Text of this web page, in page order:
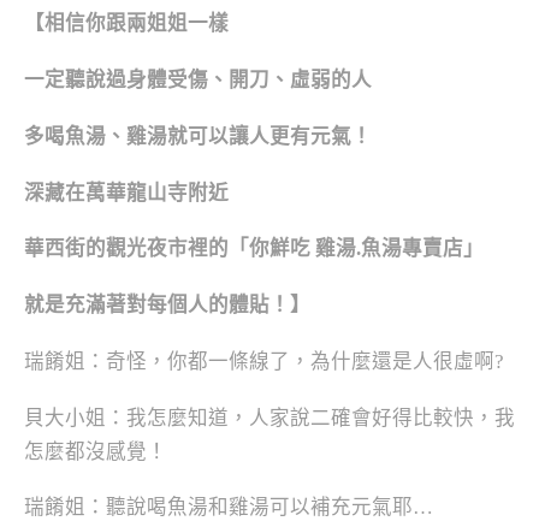
【相信你跟兩姐姐一樣
一定聽說過身體受傷、開刀、虛弱的人
多喝魚湯、雞湯就可以讓人更有元氣！
深藏在萬華龍山寺附近
華西街的觀光夜市裡的「你鮮吃 雞湯.魚湯專賣店」
就是充滿著對每個人的體貼！】
瑞餚姐：奇怪，你都一條線了，為什麼還是人很虛啊?
貝大小姐：我怎麼知道，人家說二確會好得比較快，我
怎麼都沒感覺！
瑞餚姐：聽說喝魚湯和雞湯可以補充元氣耶…